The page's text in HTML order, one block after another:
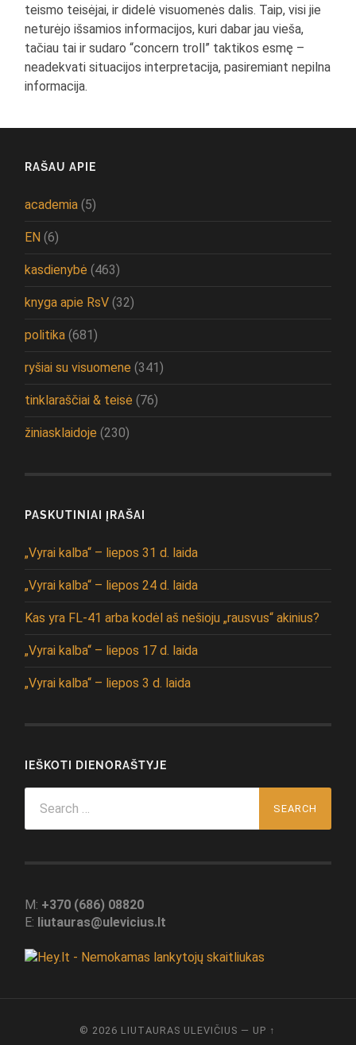
teismo teisėjai, ir didelė visuomenės dalis. Taip, visi jie
neturėjo išsamios informacijos, kuri dabar jau vieša,
tačiau tai ir sudaro “concern troll” taktikos esmę –
neadekvati situacijos interpretacija, pasiremiant nepilna
informacija.
RAŠAU APIE
academia (5)
EN (6)
kasdienybė (463)
knyga apie RsV (32)
politika (681)
ryšiai su visuomene (341)
tinklaraščiai & teisė (76)
žiniasklaidoje (230)
PASKUTINIAI ĮRAŠAI
„Vyrai kalba“ – liepos 31 d. laida
„Vyrai kalba“ – liepos 24 d. laida
Kas yra FL-41 arba kodėl aš nešioju „rausvus“ akinius?
„Vyrai kalba“ – liepos 17 d. laida
„Vyrai kalba“ – liepos 3 d. laida
IEŠKOTI DIENORAŠTYJE
for:
M: +370 (686) 08820
E: liutauras@ulevicius.lt
© 2026 LIUTAURAS ULEVIČIUS — UP ↑